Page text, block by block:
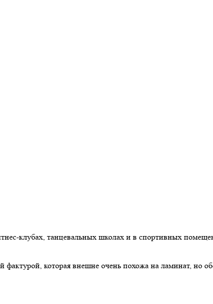
клубах, танцевальных школах и в спортивных
которая внешне очень похожа на ламинат, но